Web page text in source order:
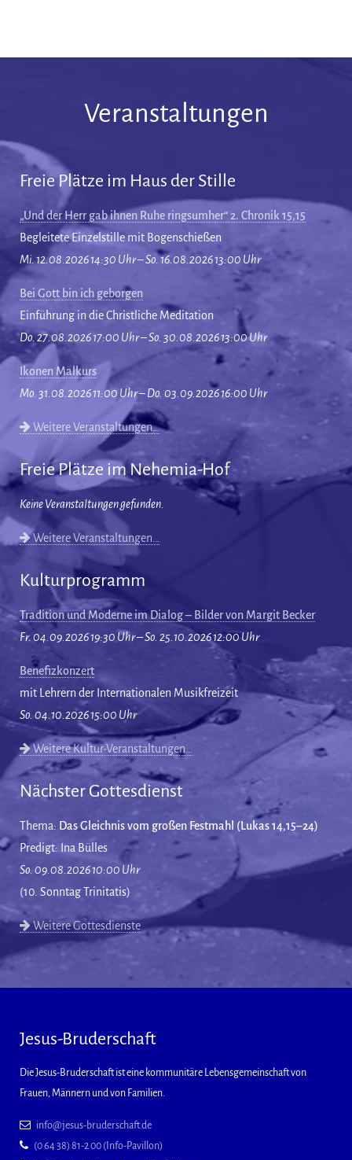
Veranstaltungen
Freie Plätze im Haus der Stille
„Und der Herr gab ihnen Ruhe ringsumher“ 2. Chronik 15,15
Begleitete Einzelstille mit Bogenschießen
Mi. 12.08.2026 14:30 Uhr – So. 16.08.2026 13:00 Uhr
Bei Gott bin ich geborgen
Einführung in die Christliche Meditation
Do. 27.08.2026 17:00 Uhr – So. 30.08.2026 13:00 Uhr
Ikonen Malkurs
Mo. 31.08.2026 11:00 Uhr – Do. 03.09.2026 16:00 Uhr
Weitere Veranstaltungen…
Freie Plätze im Nehemia-Hof
Keine Veranstaltungen gefunden.
Weitere Veranstaltungen…
Kulturprogramm
Tradition und Moderne im Dialog – Bilder von Margit Becker
Fr. 04.09.2026 19:30 Uhr – So. 25.10.2026 12:00 Uhr
Benefizkonzert
mit Lehrern der Internationalen Musikfreizeit
So. 04.10.2026 15:00 Uhr
Weitere Kultur-Veranstaltungen…
Nächster Gottesdienst
Thema: Das Gleichnis vom großen Festmahl (Lukas 14,15–24)
Predigt: Ina Bülles
So. 09.08.2026 10:00 Uhr
(10. Sonntag Trinitatis)
Weitere Gottesdienste
Jesus-Bruderschaft
Die Jesus-Bruderschaft ist eine kommunitäre Lebensgemeinschaft von
Frauen, Männern und von Familien.
info@jesus-bruderschaft.de
(0 64 38) 81-2 00 (Info-Pavillon)